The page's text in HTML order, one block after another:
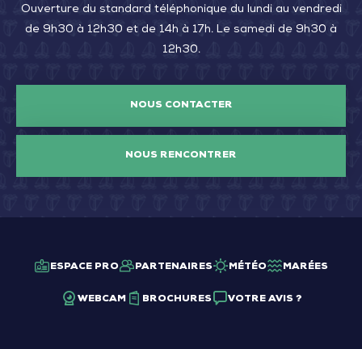
Ouverture du standard téléphonique du lundi au vendredi
de 9h30 à 12h30 et de 14h à 17h. Le samedi de 9h30 à
12h30.
NOUS CONTACTER
NOUS RENCONTRER
ESPACE PRO PARTENAIRES MÉTÉO MARÉES
WEBCAM BROCHURES VOTRE AVIS ?